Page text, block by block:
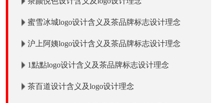
蜜雪冰城logo设计含义及茶品牌标志设计理念
沪上阿姨logo设计含义及茶品牌标志设计理念
1點點logo设计含义及茶品牌标志设计理念
茶百道设计含义及logo设计理念